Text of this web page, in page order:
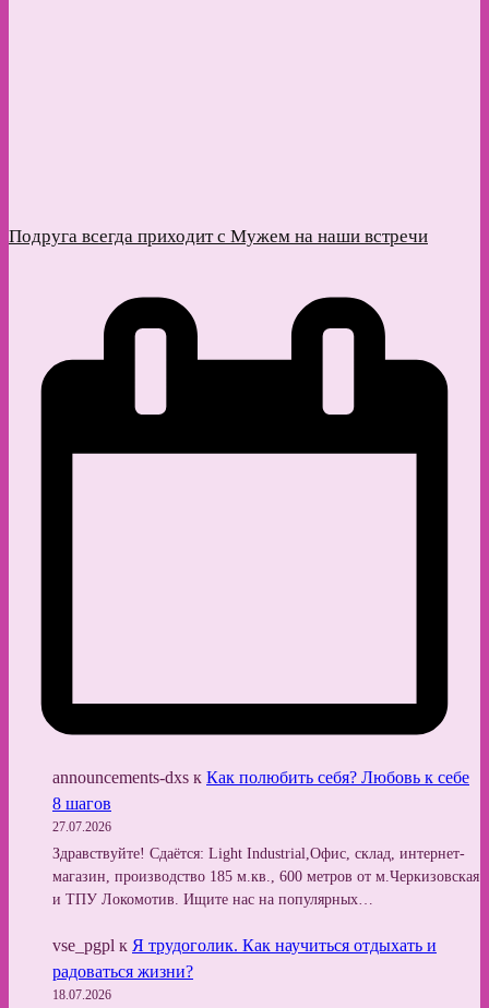
Подруга всегда приходит с Мужем на наши встречи
announcements-dxs к Как полюбить себя? Любовь к себе
8 шагов
27.07.2026
Здравствуйте! Сдаётся: Light Industrial,Офис, склад, интернет-
магазин, производство 185 м.кв., 600 метров от м.Черкизовская
и ТПУ Локомотив. Ищите нас на популярных…
vse_pgpl к Я трудоголик. Как научиться отдыхать и
радоваться жизни?
18.07.2026